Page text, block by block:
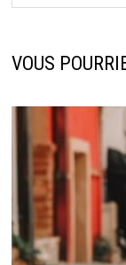
VOUS